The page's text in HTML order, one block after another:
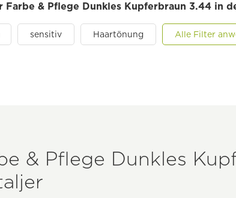
Farbe & Pflege Dunkles Kupferbraun 3.44 in
sensitiv Haartönung Alle Filter
& Pflege Dunkles